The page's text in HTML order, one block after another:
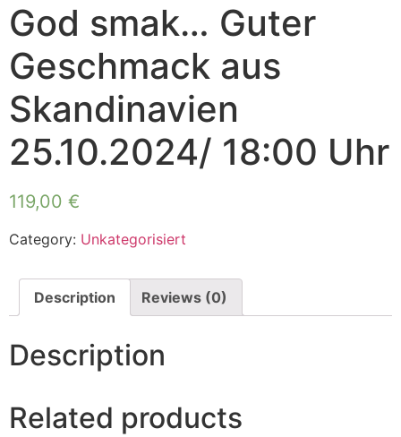
God smak… Guter
Geschmack aus
Skandinavien
25.10.2024/ 18:00 Uhr
119,00 €
Category: Unkategorisiert
Description Reviews (0)
Description
Related products